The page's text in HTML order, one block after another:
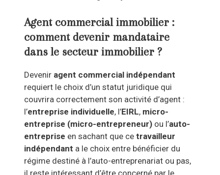
Agent commercial immobilier :
comment devenir mandataire
dans le secteur immobilier ?
Devenir agent commercial indépendant
requiert le choix d’un statut juridique qui
couvrira correctement son activité d’agent :
l’entreprise individuelle, l’EIRL, micro-
entreprise (micro-entrepreneur) ou l’auto-
entreprise en sachant que cetravailleur
indépendant a le choix entre bénéficier du
régime destiné à l’auto-entreprenariat ou pas,